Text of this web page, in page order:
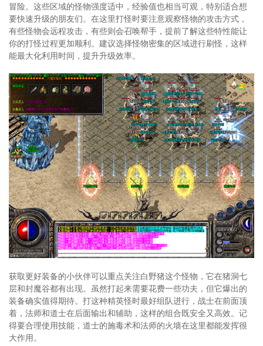
冒险。这些区域的怪物强度适中，经验值也相当可观，特别适合想
要快速升级的朋友们。在这里打怪时要注意观察怪物的攻击方式，
有些怪物会远程攻击，有些则会召唤帮手，提前了解这些特性能让
你的打怪过程更加顺利。建议选择怪物密集的区域进行刷怪，这样
能最大化利用时间，提升升级效率。
获取更好装备的小伙伴可以重点关注白野猪这个怪物，它在猪洞七
层和封魔谷都有出现。虽然打起来需要花费一些功夫，但它爆出的
装备确实值得期待。打这种精英怪时最好组队进行，战士在前面顶
着，法师和道士在后面输出和辅助，这样的组合既安全又高效。记
得要合理使用技能，道士的施毒术和法师的火墙在这里都能发挥很
大作用。